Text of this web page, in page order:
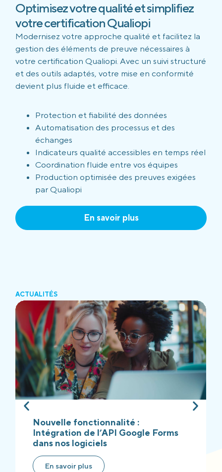
Optimisez votre qualité et simplifiez
votre certification Qualiopi
Modernisez votre approche qualité et facilitez la
gestion des éléments de preuve nécessaires à
votre certification Qualiopi. Avec un suivi structuré
et des outils adaptés, votre mise en conformité
devient plus fluide et efficace.
Protection et fiabilité des données
Automatisation des processus et des
échanges
Indicateurs qualité accessibles en temps réel
Coordination fluide entre vos équipes
Production optimisée des preuves exigées
par Qualiopi
En savoir plus
ACTUALITÉS
Nouvelle fonctionnalité :
Intégration de l’API Google Forms
dans nos logiciels
En savoir plus